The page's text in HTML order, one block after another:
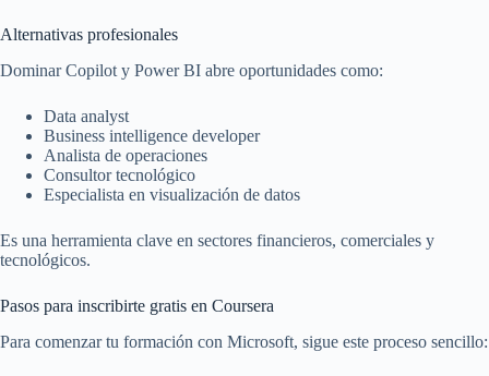
Alternativas profesionales
Dominar Copilot y Power BI abre oportunidades como:
Data analyst
Business intelligence developer
Analista de operaciones
Consultor tecnológico
Especialista en visualización de datos
Es una herramienta clave en sectores financieros, comerciales y
tecnológicos.
Pasos para inscribirte gratis en Coursera
Para comenzar tu formación con Microsoft, sigue este proceso sencillo: